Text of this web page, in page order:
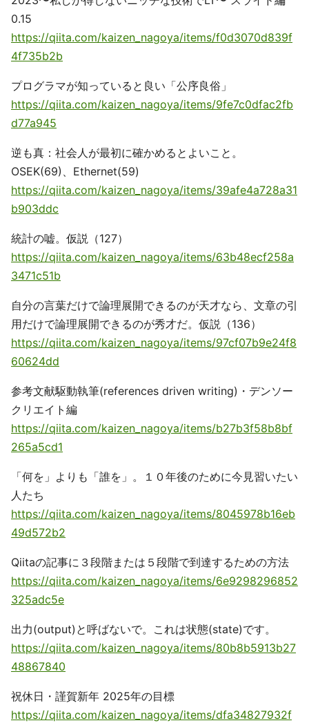
0.15
https://qiita.com/kaizen_nagoya/items/f0d3070d839f
4f735b2b
プログラマが知っていると良い「公序良俗」
https://qiita.com/kaizen_nagoya/items/9fe7c0dfac2fb
d77a945
逆も真：社会人が最初に確かめるとよいこと。
OSEK(69)、Ethernet(59)
https://qiita.com/kaizen_nagoya/items/39afe4a728a31
b903ddc
統計の嘘。仮説（127）
https://qiita.com/kaizen_nagoya/items/63b48ecf258a
3471c51b
自分の言葉だけで論理展開できるのが天才なら、文章の引
用だけで論理展開できるのが秀才だ。仮説（136）
https://qiita.com/kaizen_nagoya/items/97cf07b9e24f8
60624dd
参考文献駆動執筆(references driven writing)・デンソー
クリエイト編
https://qiita.com/kaizen_nagoya/items/b27b3f58b8bf
265a5cd1
「何を」よりも「誰を」。１０年後のために今見習いたい
人たち
https://qiita.com/kaizen_nagoya/items/8045978b16eb
49d572b2
Qiitaの記事に３段階または５段階で到達するための方法
https://qiita.com/kaizen_nagoya/items/6e9298296852
325adc5e
出力(output)と呼ばないで。これは状態(state)です。
https://qiita.com/kaizen_nagoya/items/80b8b5913b27
48867840
祝休日・謹賀新年 2025年の目標
https://qiita.com/kaizen_nagoya/items/dfa34827932f